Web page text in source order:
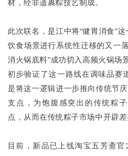
此次联名，是江中将“健胃消食”
饮食场景进行系统性迁移的又一
消火锅底料”成功切入高频火锅场
初步验证了这一路线在调味品赛
是将这一逻辑进一步推向传统节
支点，为饱腹感突出的传统粽
点，从而在传统粽子市场中开辟差
目前，新品已上线淘宝五芳斋